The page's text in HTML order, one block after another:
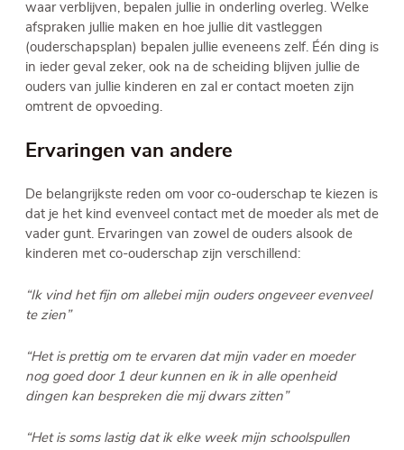
waar verblijven, bepalen jullie in onderling overleg. Welke
afspraken jullie maken en hoe jullie dit vastleggen
(ouderschapsplan) bepalen jullie eveneens zelf. Één ding is
in ieder geval zeker, ook na de scheiding blijven jullie de
ouders van jullie kinderen en zal er contact moeten zijn
omtrent de opvoeding.
Ervaringen van andere
De belangrijkste reden om voor co-ouderschap te kiezen is
dat je het kind evenveel contact met de moeder als met de
vader gunt. Ervaringen van zowel de ouders alsook de
kinderen met co-ouderschap zijn verschillend:
“Ik vind het fijn om allebei mijn ouders ongeveer evenveel
te zien”
“Het is prettig om te ervaren dat mijn vader en moeder
nog goed door 1 deur kunnen en ik in alle openheid
dingen kan bespreken die mij dwars zitten”
“Het is soms lastig dat ik elke week mijn schoolspullen